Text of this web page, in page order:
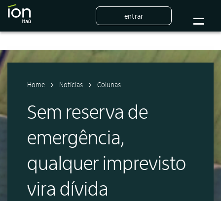
entrar
Home Notícias Colunas
Sem reserva de
emergência,
qualquer imprevisto
vira dívida